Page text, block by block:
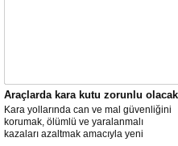
Araçlarda kara kutu zorunlu olacak
Kara yollarında can ve mal güvenliğini
korumak, ölümlü ve yaralanmalı
kazaları azaltmak amacıyla yeni